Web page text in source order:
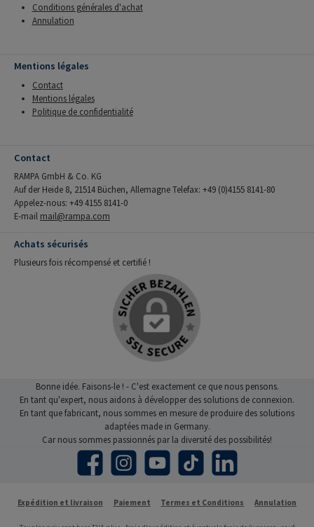
Conditions générales d'achat
Annulation
Mentions légales
Contact
Mentions légales
Politique de confidentialité
Contact
RAMPA GmbH & Co. KG
Auf der Heide 8, 21514 Büchen, Allemagne Telefax: +49 (0)4155 8141-80
Appelez-nous: +49 4155 8141-0
E-mail mail@rampa.com
Achats sécurisés
Plusieurs fois récompensé et certifié !
Bonne idée. Faisons-le ! - C'est exactement ce que nous pensons.
En tant qu'expert, nous aidons à développer des solutions de connexion.
En tant que fabricant, nous sommes en mesure de produire des solutions
adaptées made in Germany.
Car nous sommes passionnés par la diversité des possibilités!
Facebook Instagram YouTube TikTok LinkedIn
Expédition et livraison Paiement Termes et Conditions Annulation